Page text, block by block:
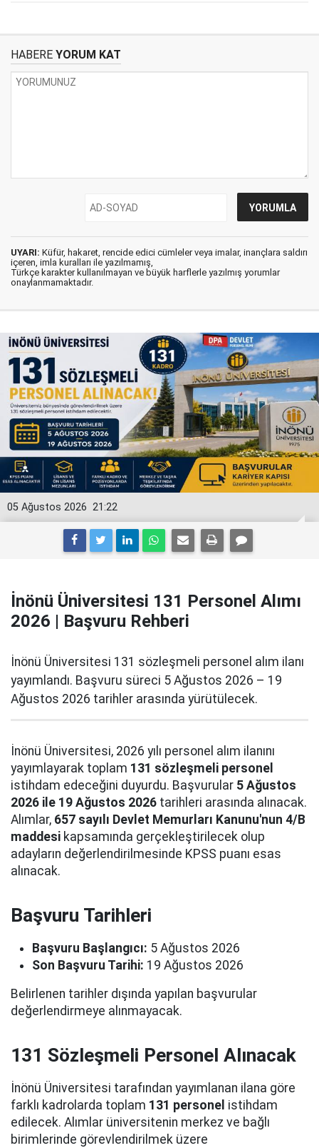
HABERE YORUM KAT
UYARI: Küfür, hakaret, rencide edici cümleler veya imalar, inançlara saldırı
içeren, imla kuralları ile yazılmamış,
Türkçe karakter kullanılmayan ve büyük harflerle yazılmış yorumlar
onaylanmamaktadır.
21:22
05 Ağustos 2026
İnönü Üniversitesi 131 Personel Alımı
2026 | Başvuru Rehberi
İnönü Üniversitesi 131 sözleşmeli personel alım ilanı
yayımlandı. Başvuru süreci 5 Ağustos 2026 – 19
Ağustos 2026 tarihler arasında yürütülecek.
İnönü Üniversitesi, 2026 yılı personel alım ilanını
yayımlayarak toplam 131 sözleşmeli personel
istihdam edeceğini duyurdu. Başvurular 5 Ağustos
2026 ile 19 Ağustos 2026 tarihleri arasında alınacak.
Alımlar, 657 sayılı Devlet Memurları Kanunu'nun 4/B
maddesi kapsamında gerçekleştirilecek olup
adayların değerlendirilmesinde KPSS puanı esas
alınacak.
Başvuru Tarihleri
Başvuru Başlangıcı: 5 Ağustos 2026
Son Başvuru Tarihi: 19 Ağustos 2026
Belirlenen tarihler dışında yapılan başvurular
değerlendirmeye alınmayacak.
131 Sözleşmeli Personel Alınacak
İnönü Üniversitesi tarafından yayımlanan ilana göre
farklı kadrolarda toplam 131 personel istihdam
edilecek. Alımlar üniversitenin merkez ve bağlı
birimlerinde görevlendirilmek üzere